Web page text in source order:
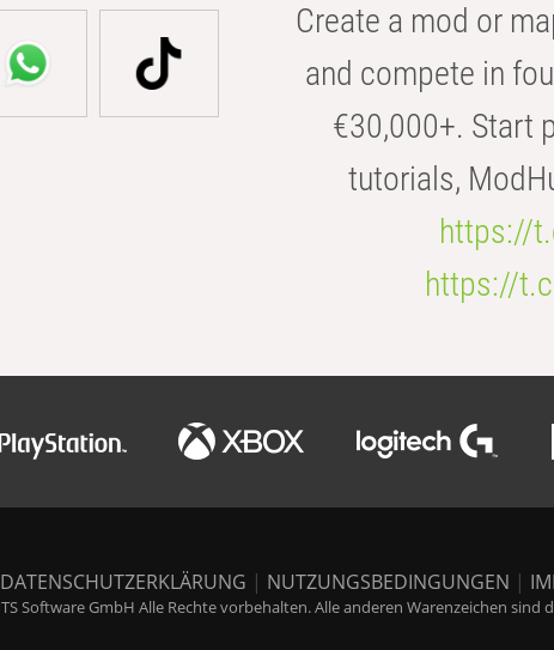
Create a mod or
and compete in
€30,000+. Start
tutorials,
https://
https://
DATENSCHUTZERKLÄRUNG | NUTZUNGSBEDINGUNGEN |
Software GmbH Alle Rechte vorbehalten. Alle anderen Warenzeichen sind